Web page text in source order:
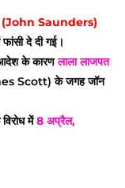
(John Saunders)
दे दी गई।
आदेश के कारणलाला लाजपत
Scott) के जगह जॉन
में8 अप्रैल,